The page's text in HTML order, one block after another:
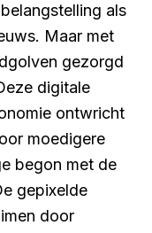
als
Maar met
gezorgd
digitale
ontwricht
moedigere
begon met de
gepixelde
door